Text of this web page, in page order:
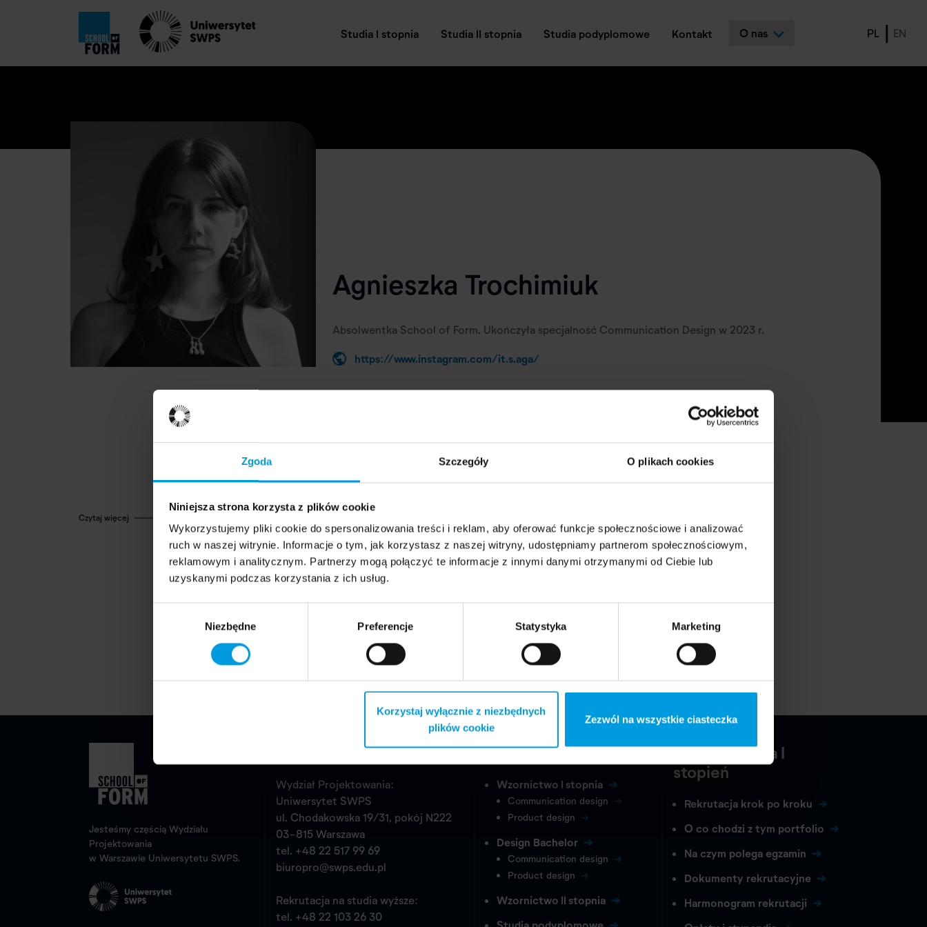
Zgoda Szczegóły O plikach cookies
Niniejsza strona korzysta z plików cookie
Wykorzystujemy pliki cookie do spersonalizowania treści i reklam, aby oferować funkcje społecznościowe i analizować
ruch w naszej witrynie. Informacje o tym, jak korzystasz z naszej witryny, udostępniamy partnerom społecznościowym,
reklamowym i analitycznym. Partnerzy mogą połączyć te informacje z innymi danymi otrzymanymi od Ciebie lub
uzyskanymi podczas korzystania z ich usług.
Niezbędne Preferencje Statystyka Marketing
Korzystaj wyłącznie z niezbędnych
plików cookie
Zezwól na wszystkie ciasteczka
Studia I stopnia Studia II stopnia Studia podyplomowe Kontakt O nas PL EN
Agnieszka Trochimiuk
Absolwentka School of Form. Ukończyła specjalność Communication Design w 2023 r.
https://www.instagram.com/it.s.aga/
Czytaj więcej Artykuły powiązane
9 marca 2024
Alfabet twórczy
Jesteśmy częścią Wydziału
Projektowania
w Warszawie Uniwersytetu SWPS.
Wydział Projektowania:
Uniwersytet SWPS
ul. Chodakowska 19/31, pokój N222
03-815 Warszawa
tel. +48 22 517 99 69
biuropro@swps.edu.pl
Rekrutacja na studia wyższe:
tel. +48 22 103 26 30
Studia wyższe
Wzornictwo I stopnia
Communication design
Product design
Design Bachelor
Communication design
Product design
Wzornictwo II stopnia
Rekrutacja na I
stopień
Rekrutacja krok po kroku
O co chodzi z tym portfolio
Na czym polega egzamin
Dokumenty rekrutacyjne
Harmonogram rekrutacji